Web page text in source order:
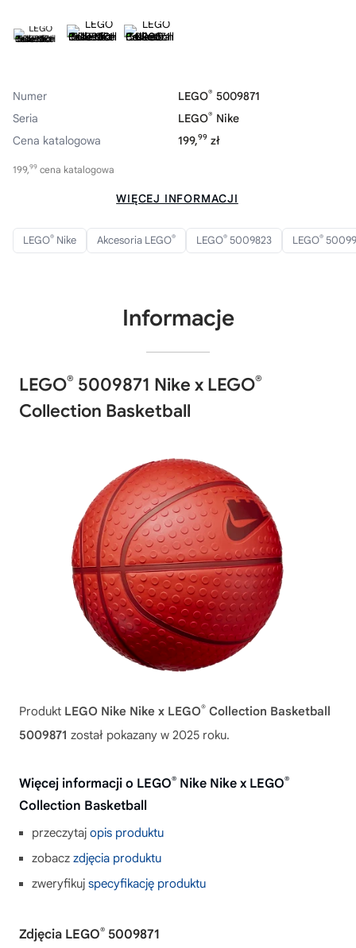
Numer LEGO® 5009871
Seria
LEGO® Nike
Cena katalogowa
199,99 zł
199,99 cena katalogowa
WIĘCEJ INFORMACJI
LEGO® Nike Akcesoria LEGO® LEGO® 5009823 LEGO®
Informacje
LEGO® 5009871 Nike x LEGO®
Collection Basketball
Produkt LEGO Nike Nike x LEGO® Collection Basketball
5009871 został pokazany w 2025 roku.
Więcej informacji o LEGO® Nike Nike x LEGO®
Collection Basketball
przeczytaj opis produktu
zobacz zdjęcia produktu
zweryfikuj specyfikację produktu
Zdjęcia LEGO® 5009871